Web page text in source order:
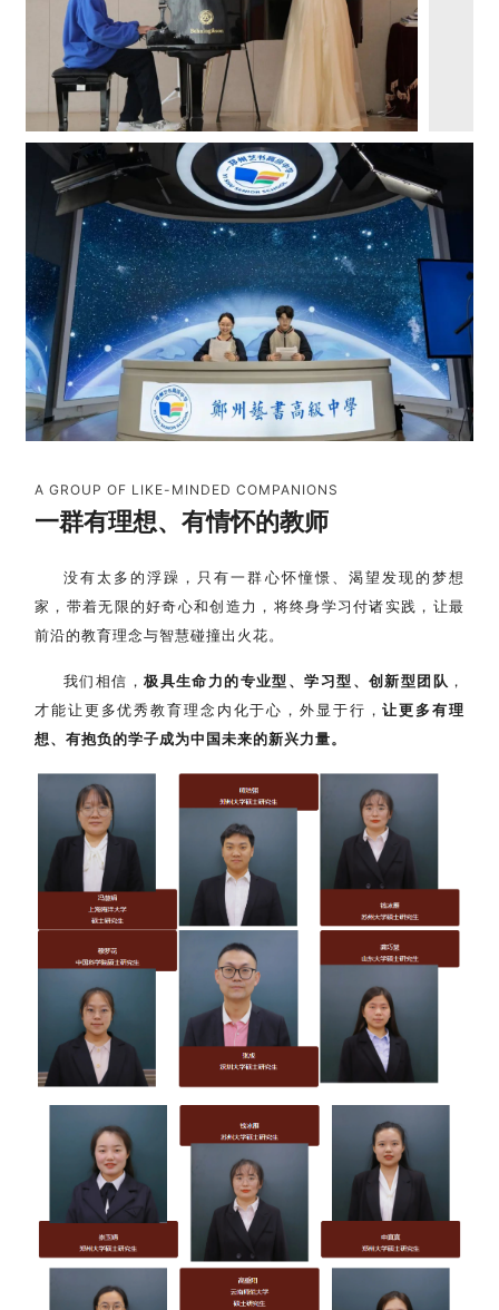
A GROUP OF LIKE-MINDED COMPANIONS
一群有理想、有情怀的教师
没有太多的浮躁，只有一群心怀憧憬、渴望发现的梦想
家，带着无限的好奇心和创造力，将终身学习付诸实践，让最
前沿的教育理念与智慧碰撞出火花。
我们相信，极具生命力的专业型、学习型、创新型团队 ，
才能让更多优秀教育理念内化于心，外显于行，让更多有理
想、有抱负的学子成为中国未来的新兴力量。